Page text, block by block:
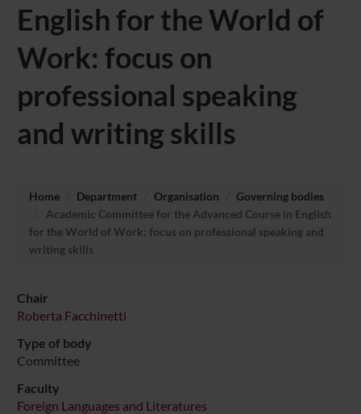
English for the World of
Work: focus on
professional speaking
and writing skills
Home Department Organisation
Governing bodies
Academic Committee for the Advanced Course in English
for the World of Work: focus on professional speaking and
writing skills
Chair
Roberta Facchinetti
Type of body
Committee
Faculty
Foreign Languages and Literatures